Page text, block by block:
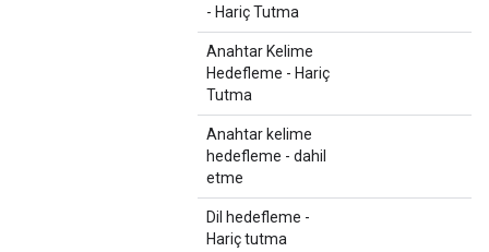
- Hariç Tutma
Anahtar Kelime
Hedefleme - Hariç
Tutma
Anahtar kelime
hedefleme - dahil
etme
Dil hedefleme -
Hariç tutma